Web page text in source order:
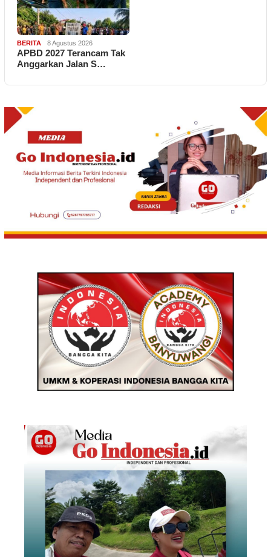
BERITA 8 Agustus 2026
APBD 2027 Terancam Tak
Anggarkan Jalan S…